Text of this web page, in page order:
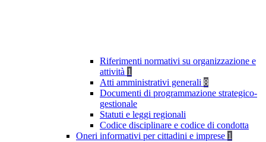
Riferimenti normativi su organizzazione e
attività 1
Atti amministrativi generali 8
Documenti di programmazione strategico-
gestionale
Statuti e leggi regionali
Codice disciplinare e codice di condotta
Oneri informativi per cittadini e imprese 1